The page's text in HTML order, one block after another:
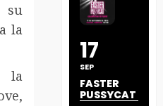
su
la
la
17
SEP
FASTER
PUSSYCAT